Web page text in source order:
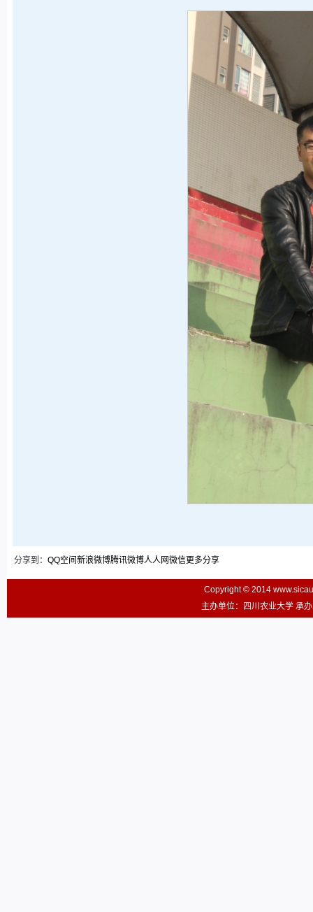
分享到： QQ空间 新浪微博腾讯微博人人网微信更多分享
Copyright © 2014
主办单位：四川农业大学 承